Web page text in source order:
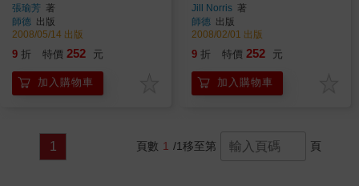
張瑜芳 著
師德 出版
2008/05/14 出版
9 折 特價 252 元
加入購物車
Jill Norris 著
師德 出版
2008/02/01 出版
9 折 特價 252 元
加入購物車
1 頁數 1 /1移至第 頁